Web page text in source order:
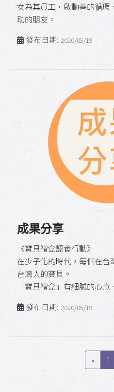
女為其員工，啟動善的循
助的朋友。
發布日期: 2020/05/19
成果分享
《寶貝禮盒認養行動》
在少子化的時代，每個在
台灣人的寶貝。
「寶貝禮盒」有細膩的心意
發布日期: 2020/05/19
« 1